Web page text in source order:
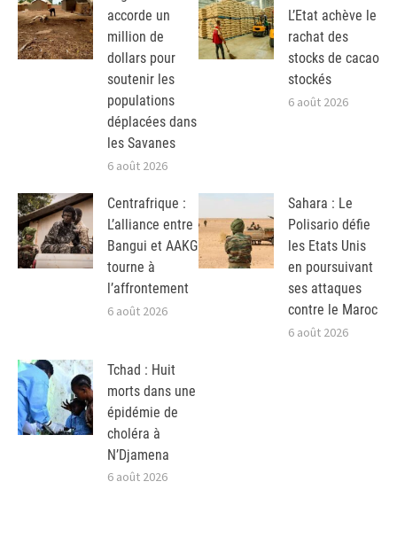
accorde un
million de
dollars pour
soutenir les
populations
déplacées dans
les Savanes
6 août 2026
L’Etat achève le
rachat des
stocks de cacao
stockés
6 août 2026
Centrafrique :
L’alliance entre
Bangui et AAKG
tourne à
l’affrontement
6 août 2026
Sahara : Le
Polisario défie
les Etats Unis
en poursuivant
ses attaques
contre le Maroc
6 août 2026
Tchad : Huit
morts dans une
épidémie de
choléra à
N’Djamena
6 août 2026